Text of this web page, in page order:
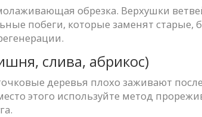
обрезка. Верхушки
побеги, которые заменят старые,
слива, абрикос)
деревья плохо заживают
этого используйте метод